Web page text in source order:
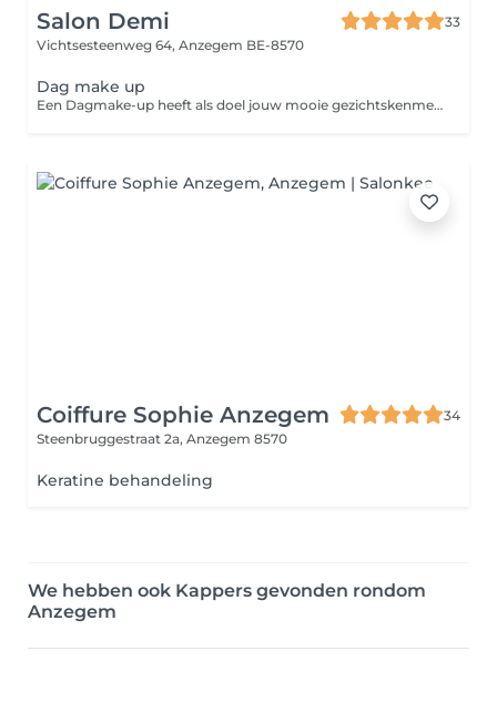
Salon Demi
33
Vichtsesteenweg 64, Anzegem BE-8570
Dag make up
Een Dagmake-up heeft als doel jouw mooie gezichtskenmerken te benadrukken op een natuurlijke wijze. Het gaat erom een frisse en verzorgde indruk te wekken op een subtiele en lichte manier. Kenmerkend voor een dagmake-up zijn de zachte natuurlijke tinten waarbij de ogen en mond niet te sterk geaccentueerd worden.
Coiffure Sophie Anzegem
34
Steenbruggestraat 2a, Anzegem 8570
Keratine behandeling
We hebben ook Kappers gevonden rondom
Anzegem